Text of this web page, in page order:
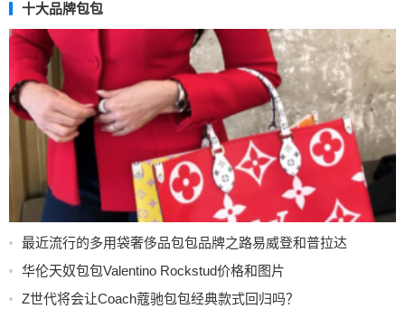
十大品牌包包
最近流行的多用袋奢侈品包包品牌之路易威登和普拉达
华伦天奴包包Valentino Rockstud价格和图片
Z世代将会让Coach蔻驰包包经典款式回归吗？